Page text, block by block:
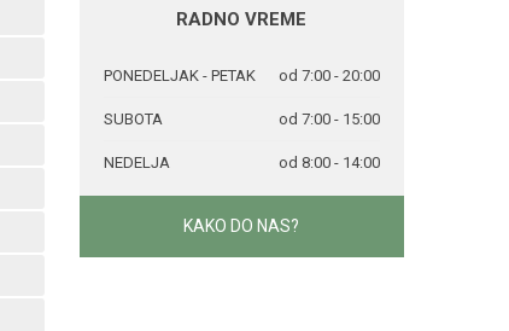
RADNO VREME
PONEDELJAK - PETAK od 7:00 - 20:00
SUBOTA od 7:00 - 15:00
NEDELJA od 8:00 - 14:00
KAKO DO NAS?